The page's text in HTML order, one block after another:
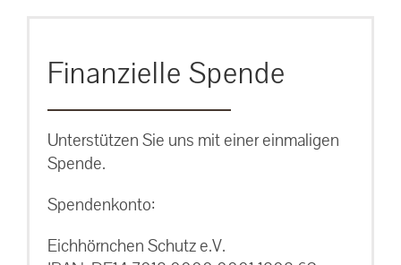
Finanzielle Spende
Unterstützen Sie uns mit einer einmaligen
Spende.
Spendenkonto:
Eichhörnchen Schutz e.V.